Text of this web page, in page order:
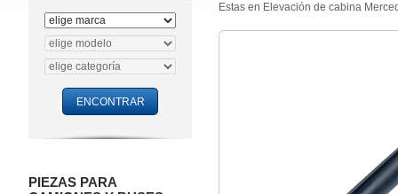
PIEZAS PARA
Estas en Elevación de cabina